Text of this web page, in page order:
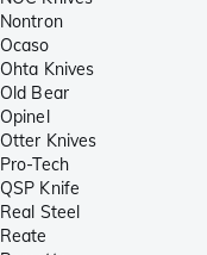
Nontron
Ocaso
Ohta Knives
Old Bear
Opinel
Otter Knives
Pro-Tech
QSP Knife
Real Steel
Reate